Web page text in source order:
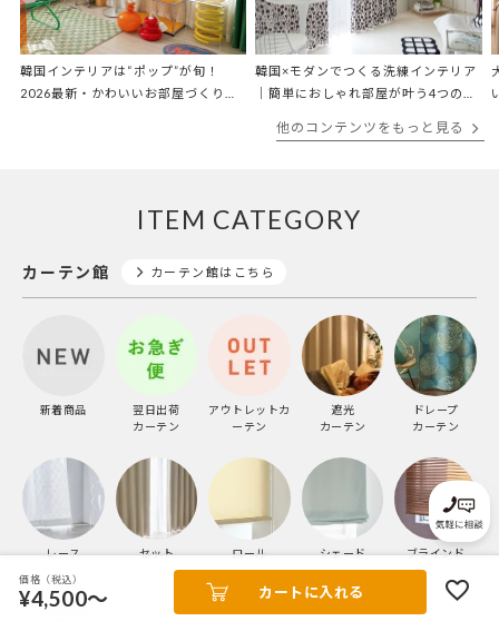
韓国インテリアは“ポップ”が旬！
2026最新・かわいいお部屋づくりガ
韓国×モダンでつくる洗練インテリア
｜簡単におしゃれ部屋が叶う4つのコ
他のコンテンツをもっと見る
ITEM CATEGORY
カーテン館 カーテン館はこちら
新着商品
翌日出荷
カーテン
アウトレットカ
ーテン
遮光
カーテン
ドレープ
カーテン
レース
セット
ロール
スクリーン
シェード ブラインド
価格（税込）
¥4,500～ カートに入れる